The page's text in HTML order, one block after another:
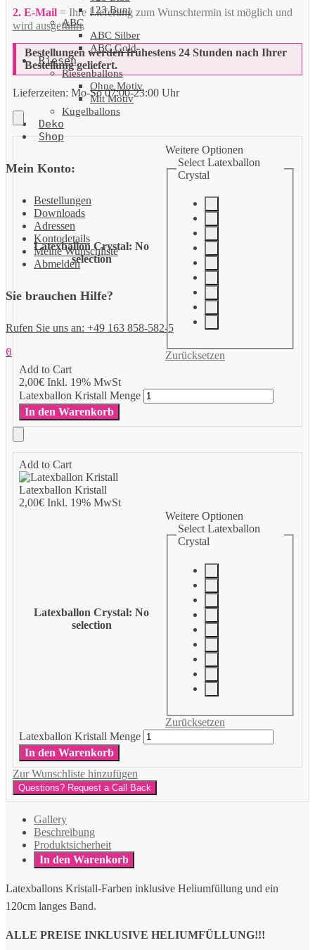
123 Bunt
ABC
ABC Silber
ABC Gold
Riesen
Riesenballons
Ohne Motiv
Mit Motiv
Kugelballons
Deko
Shop
Mein Konto:
Bestellungen
Downloads
Adressen
Kontodetails
Meine Wunschliste
Abmelden
Sie brauchen Hilfe?
Rufen Sie uns an: +49 163 858-582-5
0
2. E-Mail= Ihre Lieferung zum Wunschtermin ist möglich und
wird ausgeführt.
Bestellungen werden frühestens 24 Stunden nach Ihrer
Bestellung geliefert.
Lieferzeiten: Mo-So 07:00-23:00 Uhr
Add to Cart
2,00€Inkl. 19% MwSt
Latexballon Crystal: No
selection
Weitere Optionen
Select Latexballon
Crystal
Zurücksetzen
Latexballon Kristall Menge
In den Warenkorb
Add to Cart
Latexballon Kristall
2,00€Inkl. 19% MwSt
Latexballon Crystal: No
selection
Weitere Optionen
Select Latexballon
Crystal
Zurücksetzen
Latexballon Kristall Menge
In den Warenkorb
Zur Wunschliste hinzufügen
Questions? Request a Call Back
Gallery
Beschreibung
Produktsicherheit
In den Warenkorb
Latexballons Kristall-Farben inklusive Heliumfüllung und ein
120cm langes Band.
ALLE PREISE INKLUSIVE HELIUMFÜLLUNG!!!